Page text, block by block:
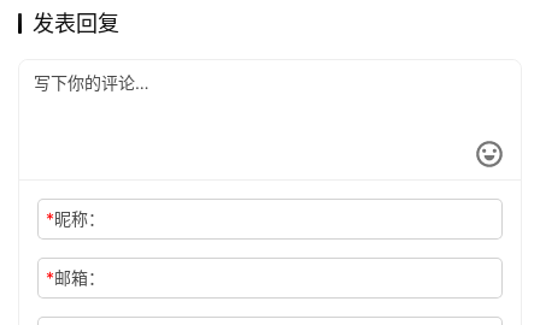
发表回复
*昵称：
*邮箱：